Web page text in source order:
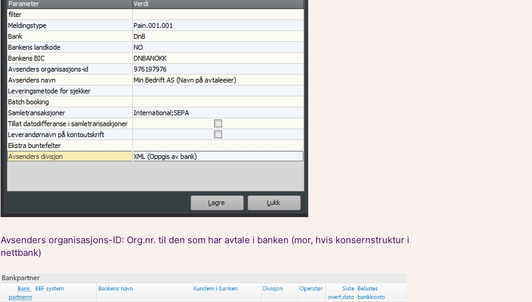
Avsenders organisasjons-ID: Org.nr. til den som har avtale i banken (mor, hvis konsernstruktur i
nettbank)